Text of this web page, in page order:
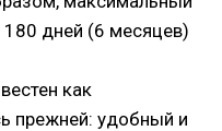
180 дней (6 месяцев)
как
прежней: удобный и